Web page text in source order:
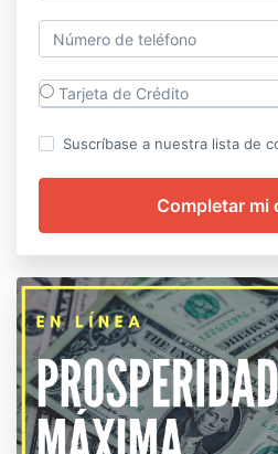
Tarjeta de Crédito
Suscríbase a nuestra lista de